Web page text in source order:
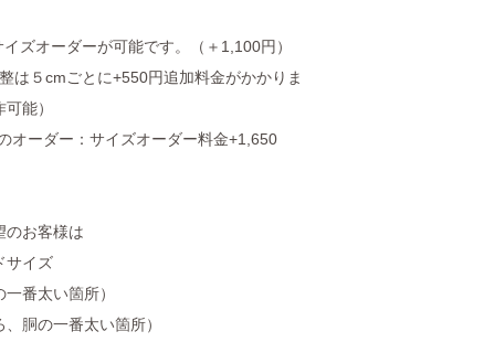
ズオーダーが可能です。（＋1,100円）
は５cmごとに+550円追加料金がかかりま
能）
オーダー：サイズオーダー料金+1,650
のお客様は
サイズ
番太い箇所）
胴の一番太い箇所）